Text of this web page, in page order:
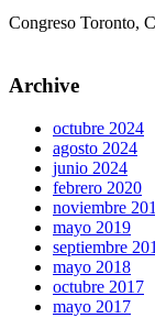
Congreso Toronto,
Archive
octubre 2024
agosto 2024
junio 2024
febrero 2020
noviembre
mayo 2019
septiembre
mayo 2018
octubre 2017
mayo 2017